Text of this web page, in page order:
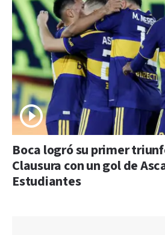
Boca logró su primer
Clausura con un gol de
Estudiantes